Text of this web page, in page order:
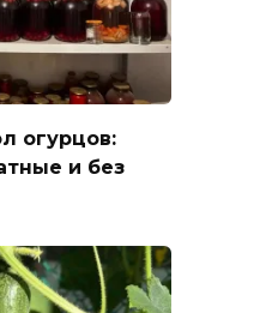
огурцов:
и без